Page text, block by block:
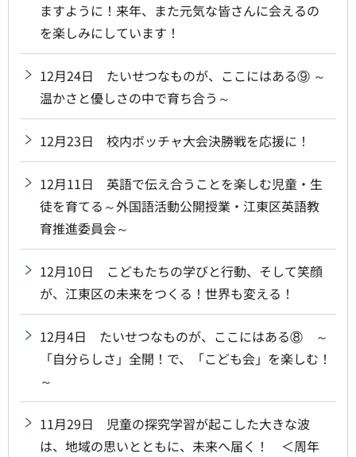
ますように！来年、また元気な皆さんに会えるの
を楽しみにしています！
12月24日 たいせつなものが、ここにはある⑨ ～
温かさと優しさの中で育ち合う～
12月23日 校内ボッチャ大会決勝戦を応援に！
12月11日 英語で伝え合うことを楽しむ児童・生
徒を育てる～外国語活動公開授業・江東区英語教
育推進委員会～
12月10日 こどもたちの学びと行動、そして笑顔
が、江東区の未来をつくる！世界も変える！
12月4日 たいせつなものが、ここにはある⑧ ～
「自分らしさ」全開！で、「こども会」を楽しむ！
～
11月29日 児童の探究学習が起こした大きな波
は、地域の思いとともに、未来へ届く！ ＜周年